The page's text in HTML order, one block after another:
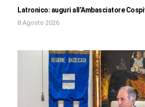
Latronico: auguri all’Ambasciatore
8 Agosto 2026